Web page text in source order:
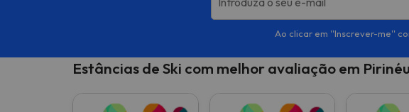
Ao clicar em ''Inscrever-me''
Estâncias de Ski com melhor avaliação em